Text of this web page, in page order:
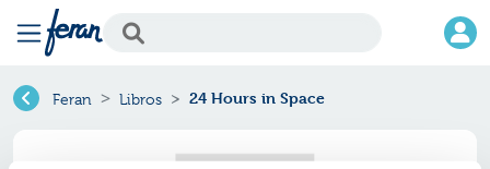
Feran Libros 24 Hours in Space